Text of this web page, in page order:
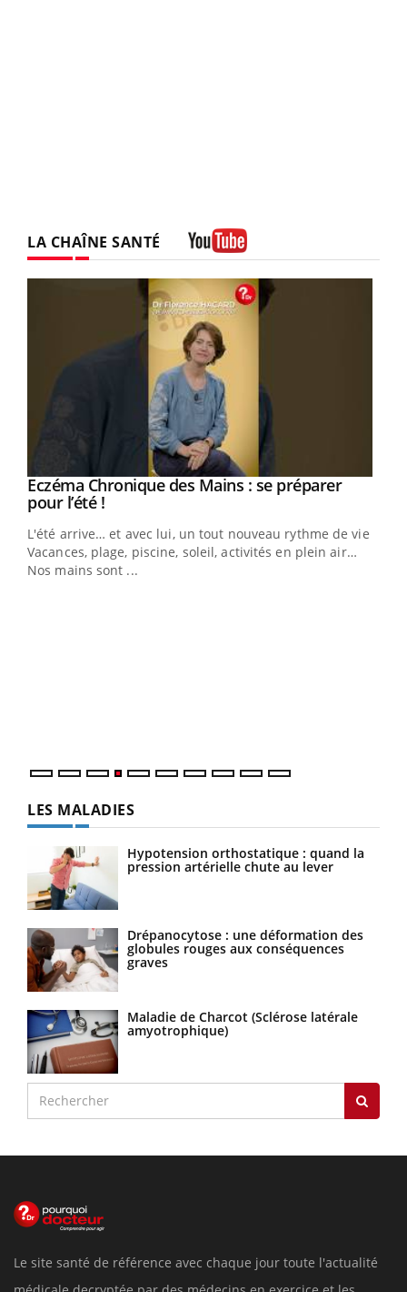
LA CHAÎNE SANTÉ
Youtube
Eczéma Chronique des Mains : se préparer
pour l’été !Youtube
L'été arrive… et avec lui, un tout nouveau rythme de vie !
Vacances, plage, piscine, soleil, activités en plein air…
Nos mains sont ...
LES MALADIES
Hypotension orthostatique : quand la
pression artérielle chute au lever
Drépanocytose : une déformation des
globules rouges aux conséquences
graves
Maladie de Charcot (Sclérose latérale
amyotrophique)
Le site santé de référence avec chaque jour toute l'actualité